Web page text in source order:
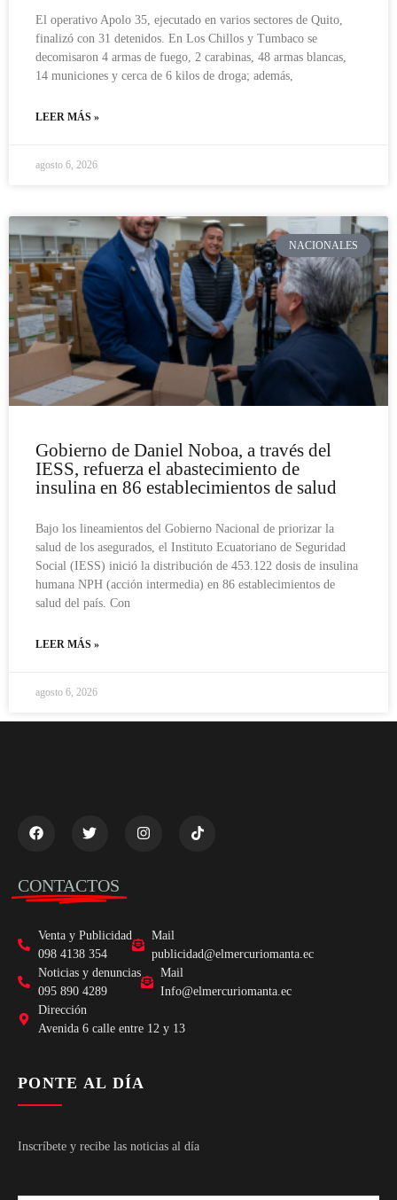
El operativo Apolo 35, ejecutado en varios sectores de Quito,
finalizó con 31 detenidos. En Los Chillos y Tumbaco se
decomisaron 4 armas de fuego, 2 carabinas, 48 armas blancas,
14 municiones y cerca de 6 kilos de droga; además,
LEER MÁS »
agosto 6, 2026
NACIONALES
Gobierno de Daniel Noboa, a través del
IESS, refuerza el abastecimiento de
insulina en 86 establecimientos de salud
Bajo los lineamientos del Gobierno Nacional de priorizar la
salud de los asegurados, el Instituto Ecuatoriano de Seguridad
Social (IESS) inició la distribución de 453.122 dosis de insulina
humana NPH (acción intermedia) en 86 establecimientos de
salud del país. Con
LEER MÁS »
agosto 6, 2026
CONTACTOS
Venta y Publicidad
098 4138 354
Mail
publicidad@elmercuriomanta.ec
Noticias y denuncias
095 890 4289
Mail
Info@elmercuriomanta.ec
Dirección
Avenida 6 calle entre 12 y 13
PONTE AL DÍA
Inscríbete y recibe las noticias al día